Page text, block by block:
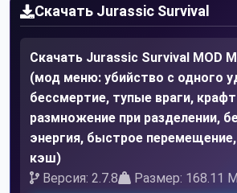
Скачать Jurassic Survival
Скачать Jurassic Survival MOD
(мод меню: убийство с одного
бессмертие, тупые враги,
размножение при разделении,
энергия, быстрое
кэш)
Версия: 2.7.8
Размер: 168.11